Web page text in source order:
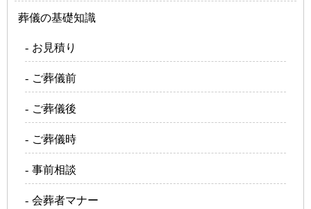
葬儀の基礎知識
お見積り
ご葬儀前
ご葬儀後
ご葬儀時
事前相談
会葬者マナー